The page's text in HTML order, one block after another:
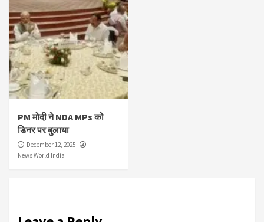
PM मोदी ने NDA MPs को
डिनर पर बुलाया
December 12, 2025
News World India